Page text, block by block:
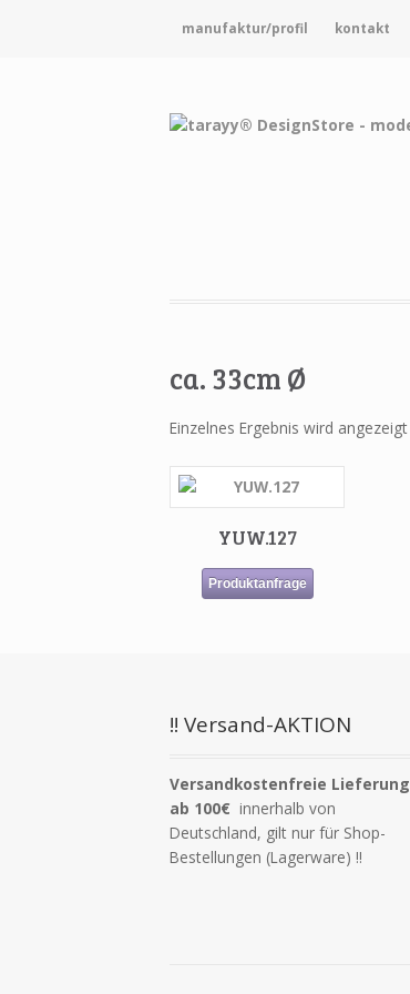
manufaktur/profil kontakt
ca. 33cm Ø
Einzelnes Ergebnis wird angezeigt
YUW.127
Produktanfrage
!! Versand-AKTION
Versandkostenfreie Lieferung
ab 100€ innerhalb von
Deutschland, gilt nur für Shop-
Bestellungen (Lagerware) !!